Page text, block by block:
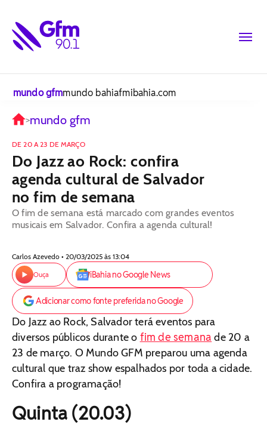
mundo gfmmundo bahiafmibahia.com
>mundo gfm
DE 20 A 23 DE MARÇO
Do Jazz ao Rock: confira
agenda cultural de Salvador
no fim de semana
O fim de semana está marcado com grandes eventos
musicais em Salvador. Confira a agenda cultural!
Carlos Azevedo • 20/03/2025 às 13:04
Ouça iBahia no Google News
Adicionar como fonte preferida no Google
Do Jazz ao Rock, Salvador terá eventos para
diversos públicos durante o fim de semana de 20 a
23 de março. O Mundo GFM preparou uma agenda
cultural que traz show espalhados por toda a cidade.
Confira a programação!
Quinta (20.03)